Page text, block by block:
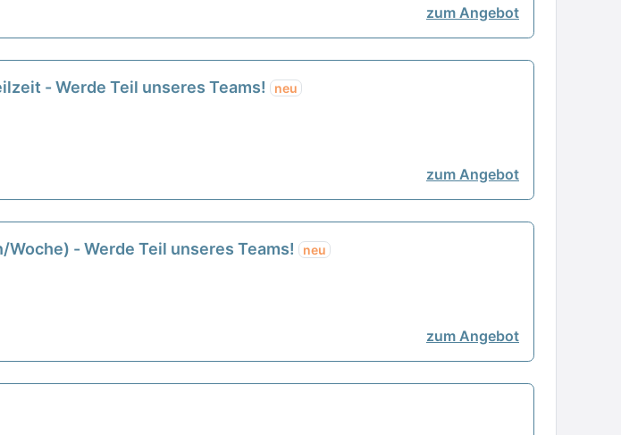
zum Angebot
- Werde Teil unseres Teams! neu
zum Angebot
- Werde Teil unseres Teams! neu
zum Angebot